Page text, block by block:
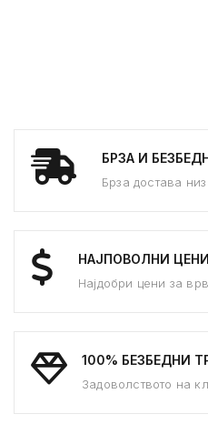
БРЗА И
Брза достава
НАЈПОВОЛНИ ЦЕНИ
Најдобри цени за
100% БЕЗБЕДНИ
Задоволството на